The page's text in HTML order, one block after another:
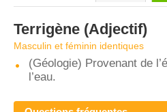
Terrigène (Adjectif)
Masculin et féminin identiques
(Géologie) Provenant de
l’eau.